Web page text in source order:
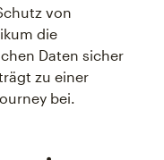
von
die
Daten sicher
zu einer
bei.